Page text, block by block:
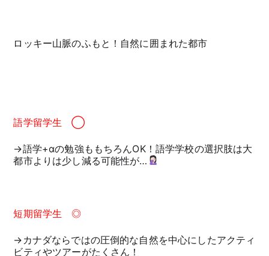
ロッキー山脈のふもと！自然に囲まれた都市
語学留学生 ◯
→語学+αの勉強ももちろんOK！語学学校の選択肢は大
都市よりは少し減る可能性が…
短期留学生 ◎
→カナダならではの圧倒的な自然を中心にしたアクティ
ビティやツアーがたくさん！